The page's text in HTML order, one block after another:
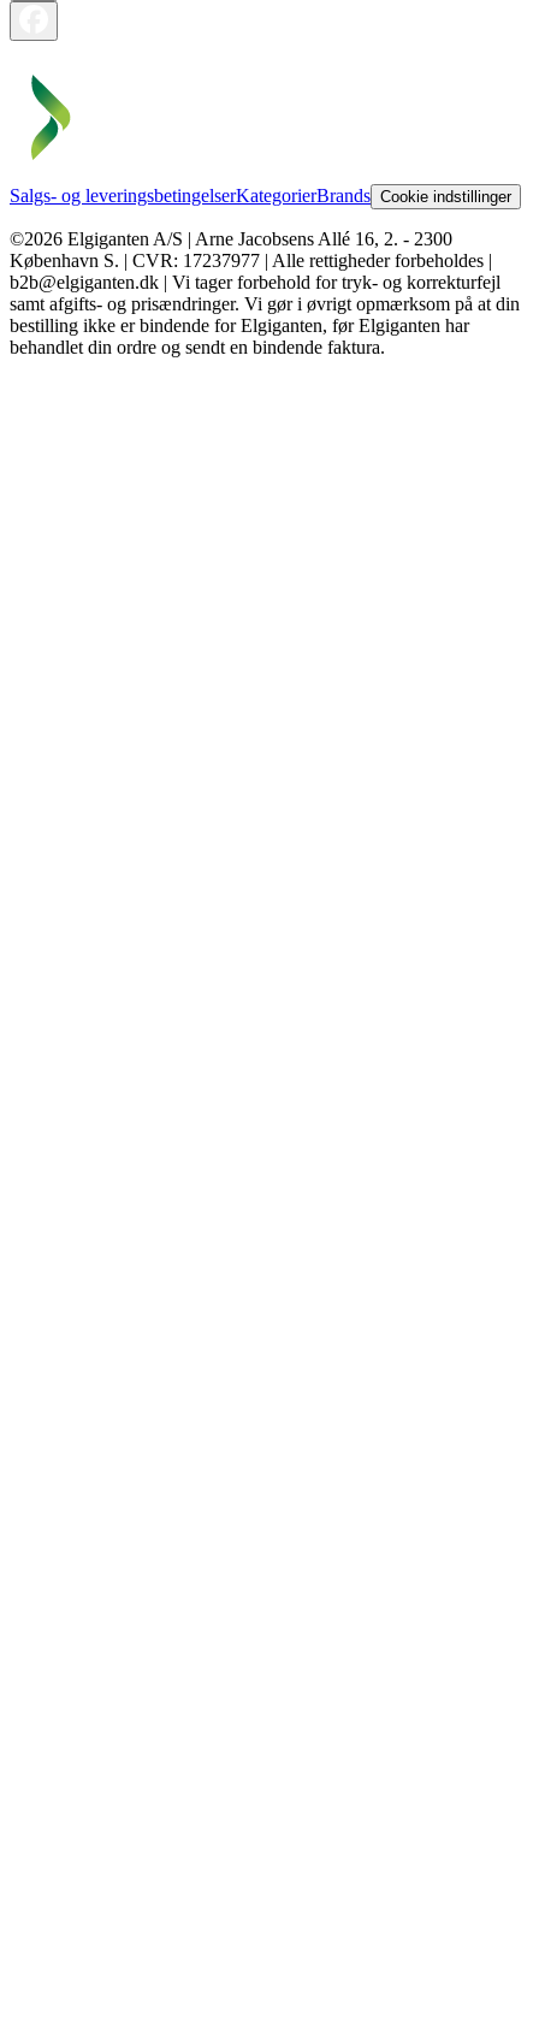
Salgs- og leveringsbetingelserKategorierBrands Cookie indstillinger
©2026 Elgiganten A/S | Arne Jacobsens Allé 16, 2. - 2300
København S. | CVR: 17237977 | Alle rettigheder forbeholdes |
b2b@elgiganten.dk | Vi tager forbehold for tryk- og korrekturfejl
samt afgifts- og prisændringer. Vi gør i øvrigt opmærksom på at din
bestilling ikke er bindende for Elgiganten, før Elgiganten har
behandlet din ordre og sendt en bindende faktura.